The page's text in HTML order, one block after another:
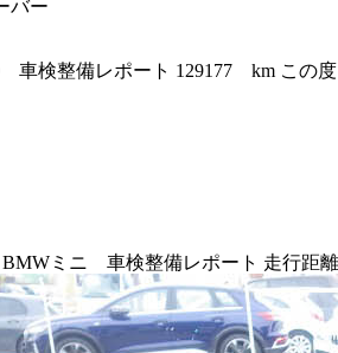
バー
整備レポート 129177 km この度
ミニ 車検整備レポート 走行距離